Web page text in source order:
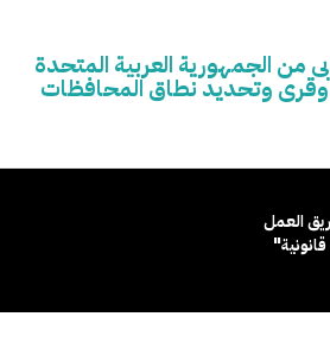
من الجمهورية العربية المتحدة
وتحديد نطاق المحافظات
العمل